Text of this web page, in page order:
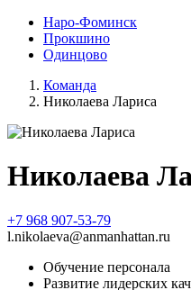
Наро-Фоминск
Прокшино
Одинцово
Команда
Николаева Лариса
Николаева
+7 968 907-53-79
l.nikolaeva@anmanhattan.ru
Обучение персонала
Развитие лидерских